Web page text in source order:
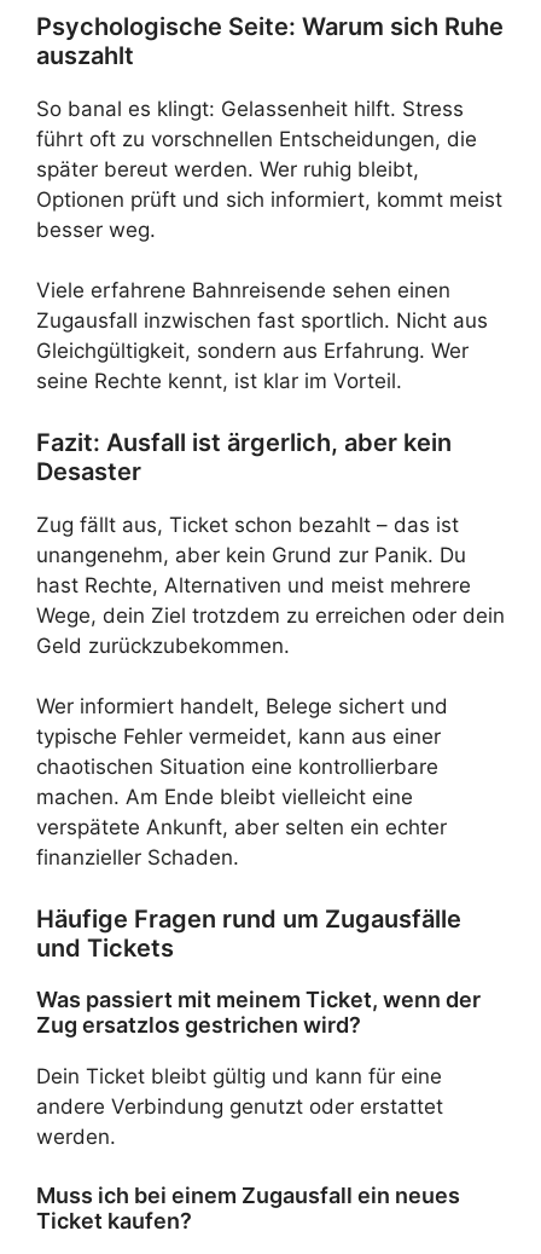
Psychologische Seite: Warum sich Ruhe
auszahlt
So banal es klingt: Gelassenheit hilft. Stress
führt oft zu vorschnellen Entscheidungen, die
später bereut werden. Wer ruhig bleibt,
Optionen prüft und sich informiert, kommt meist
besser weg.
Viele erfahrene Bahnreisende sehen einen
Zugausfall inzwischen fast sportlich. Nicht aus
Gleichgültigkeit, sondern aus Erfahrung. Wer
seine Rechte kennt, ist klar im Vorteil.
Fazit: Ausfall ist ärgerlich, aber kein
Desaster
Zug fällt aus, Ticket schon bezahlt – das ist
unangenehm, aber kein Grund zur Panik. Du
hast Rechte, Alternativen und meist mehrere
Wege, dein Ziel trotzdem zu erreichen oder dein
Geld zurückzubekommen.
Wer informiert handelt, Belege sichert und
typische Fehler vermeidet, kann aus einer
chaotischen Situation eine kontrollierbare
machen. Am Ende bleibt vielleicht eine
verspätete Ankunft, aber selten ein echter
finanzieller Schaden.
Häufige Fragen rund um Zugausfälle
und Tickets
Was passiert mit meinem Ticket, wenn der
Zug ersatzlos gestrichen wird?
Dein Ticket bleibt gültig und kann für eine
andere Verbindung genutzt oder erstattet
werden.
Muss ich bei einem Zugausfall ein neues
Ticket kaufen?